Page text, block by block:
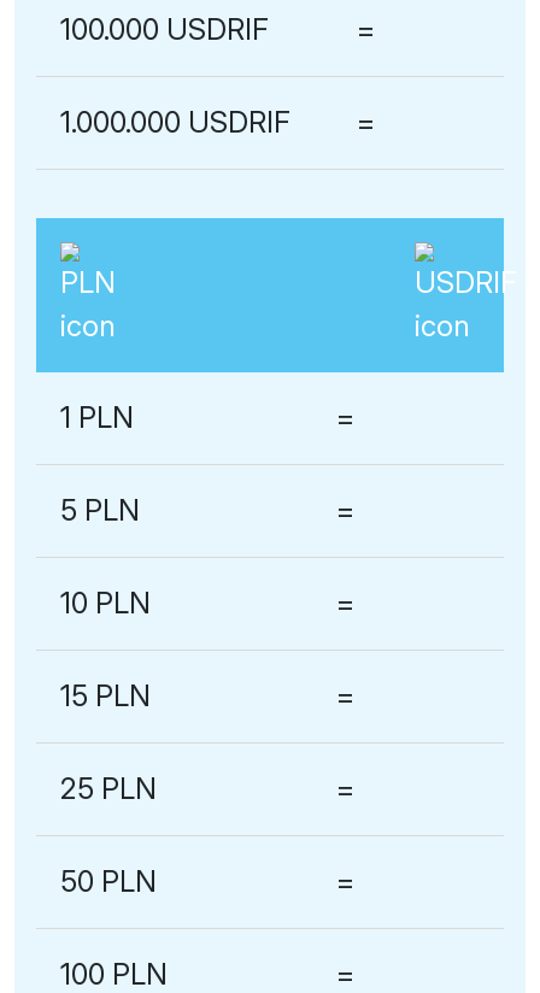
100.000 USDRIF =
1.000.000 USDRIF =
1 PLN =
5 PLN =
10 PLN =
15 PLN =
25 PLN =
50 PLN =
100 PLN =